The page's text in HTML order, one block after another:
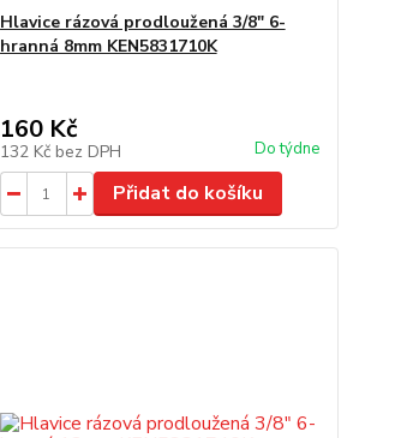
Hlavice rázová prodloužená 3/8" 6-
hranná 8mm KEN5831710K
160 Kč
132 Kč bez DPH Do týdne
Přidat do košíku